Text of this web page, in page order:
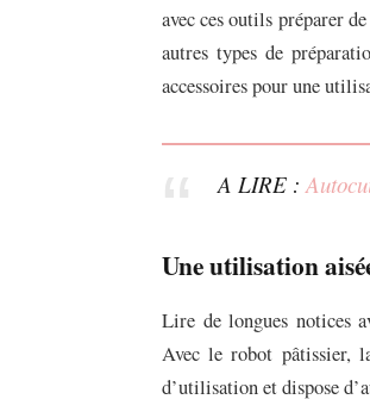
avec ces outils préparer
autres types de
accessoires pour une
A LIRE :
Une utilisation
Lire de longues notices
Avec le robot pâtissier,
d’utilisation et dispose